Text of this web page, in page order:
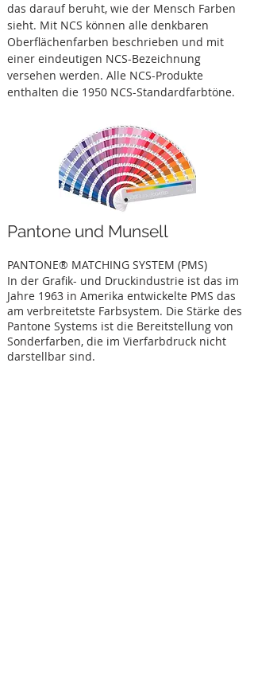
das darauf beruht, wie der Mensch Farben
sieht. Mit NCS können alle denkbaren
Oberflächenfarben beschrieben und mit
einer eindeutigen NCS-Bezeichnung
versehen werden. Alle NCS-Produkte
enthalten die 1950 NCS-Standardfarbtöne.
Pantone und Munsell
PANTONE® MATCHING SYSTEM (PMS)
In der Grafik- und Druckindustrie ist das im
Jahre 1963 in Amerika entwickelte PMS das
am verbreitetste Farbsystem. Die Stärke des
Pantone Systems ist die Bereitstellung von
Sonderfarben, die im Vierfarbdruck nicht
darstellbar sind.